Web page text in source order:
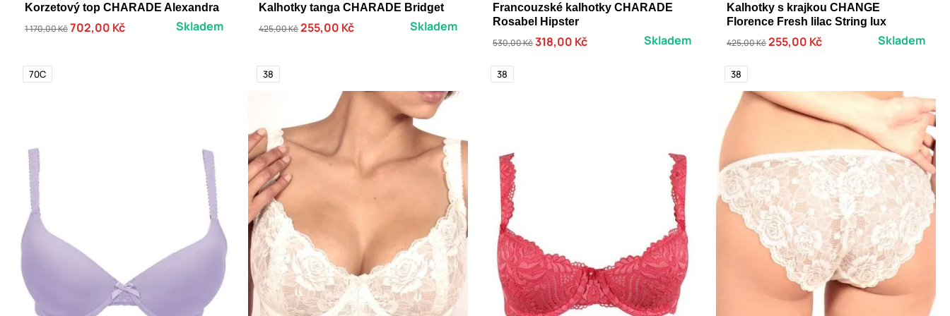
Korzetový top CHARADE Alexandra
1 170,00 Kč702,00 Kč Skladem
70C
Kalhotky tanga CHARADE Bridget
425,00 Kč255,00 Kč Skladem
38
Francouzské kalhotky CHARADE
Rosabel Hipster
530,00 Kč318,00 Kč Skladem
38
Kalhotky s krajkou CHANGE
Florence Fresh lilac String lux
425,00 Kč255,00 Kč Skladem
38